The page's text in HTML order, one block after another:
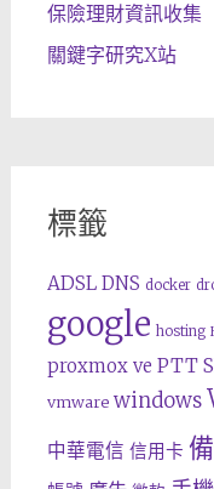
保險理財資訊收集
關鍵字研究X站
標籤
ADSL DNS docker
google hosting
proxmox ve PTT
vmware windows
中華電信 信用卡